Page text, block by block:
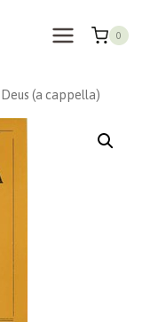
0
(a cappella)